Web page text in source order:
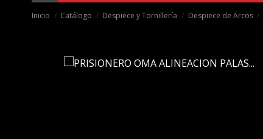
Inicio Catálogo Despiece y Tornillería Despiece de Arcos